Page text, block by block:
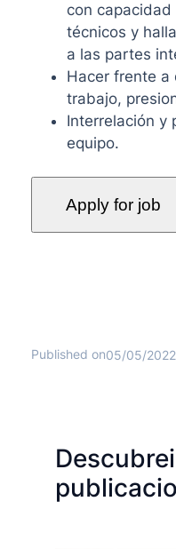
con
técnicos y
a las partes
Hacer frente a
trabajo,
Interrelación y
equipo.
Published on05/05/2022